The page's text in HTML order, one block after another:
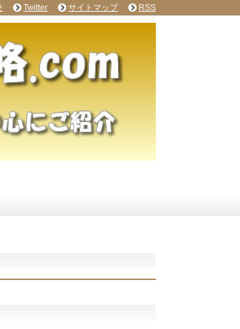
Twitter サイトマップ RSS